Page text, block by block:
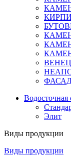
Водосточная
Элит
Виды продукции
Виды продукции